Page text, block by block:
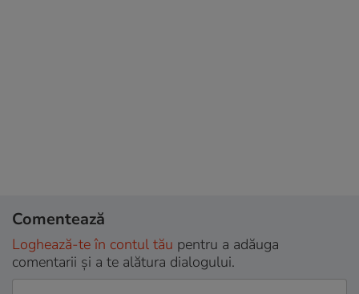
Comentează
Loghează-te în contul tău pentru a adăuga
comentarii și a te alătura dialogului.